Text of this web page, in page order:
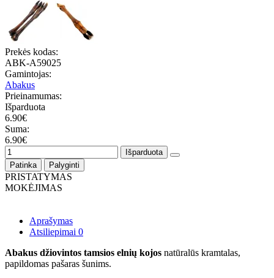
Prekės kodas:
ABK-A59025
Gamintojas:
Abakus
Prieinamumas:
Išparduota
6.90€
Suma:
6.90€
Išparduota
Patinka
Palyginti
PRISTATYMAS
MOKĖJIMAS
Aprašymas
Atsiliepimai 0
Abakus džiovintos tamsios elnių kojos natūralūs kramtalas,
papildomas pašaras šunims.